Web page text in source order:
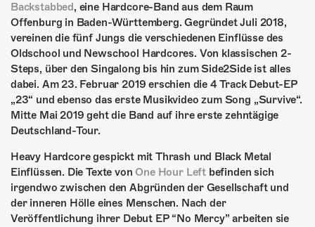
Backstabbed, eine Hardcore-Band aus dem Raum
Offenburg in Baden-Württemberg. Gegründet Juli 2018,
vereinen die fünf Jungs die verschiedenen Einflüsse des
Oldschool und Newschool Hardcores. Von klassischen 2-
Steps, über den Singalong bis hin zum Side2Side ist alles
dabei. Am 23. Februar 2019 erschien die 4 Track Debut-EP
„23“ und ebenso das erste Musikvideo zum Song „Survive“.
Mitte Mai 2019 geht die Band auf ihre erste zehntägige
Deutschland-Tour.
Heavy Hardcore gespickt mit Thrash und Black Metal
Einflüssen. Die Texte von One Hour Left befinden sich
irgendwo zwischen den Abgründen der Gesellschaft und
der inneren Hölle eines Menschen. Nach der
Veröffentlichung ihrer Debut EP “No Mercy” arbeiten sie